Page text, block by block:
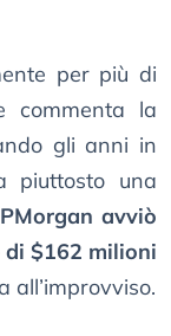
per più di
commenta la
gli anni in
piuttosto una
avviò
di $162 milioni
all’improvviso.